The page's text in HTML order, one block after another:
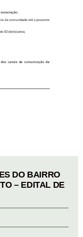
DO BAIRRO
– EDITAL DE